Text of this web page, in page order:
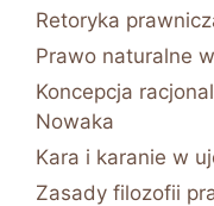
Retoryka
Prawo naturalne
Koncepcja
Nowaka
Kara i karanie w
Zasady filozofii